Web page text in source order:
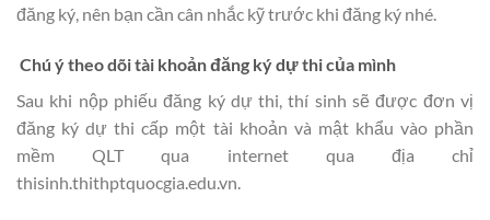
đăng ký, nên bạn cần cân nhắc kỹ trước khi đăng ký nhé.
Chú ý theo dõi tài khoản đăng ký dự thi của mình
Sau khi nộp phiếu đăng ký dự thi, thí sinh sẽ được đơn vị
đăng ký dự thi cấp một tài khoản và mật khẩu vào phần
mềm QLT qua internet qua địa chỉ
thisinh.thithptquocgia.edu.vn.